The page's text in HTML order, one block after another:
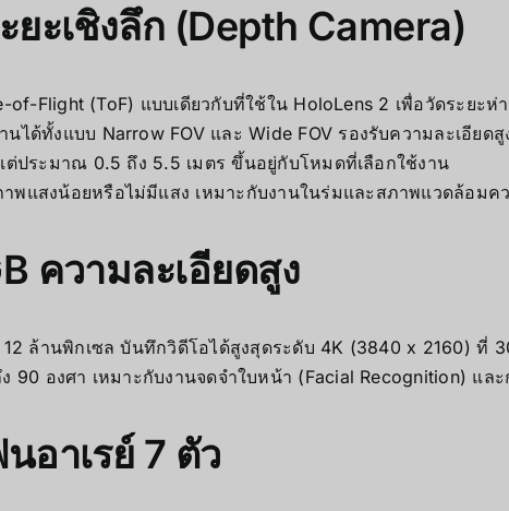
ยะเชิงลึก (Depth Camera)
of-Flight (ToF) แบบเดียวกับที่ใช้ใน HoloLens 2 เพื่อวัดระยะห่
นได้ทั้งแบบ Narrow FOV และ Wide FOV รองรับความละเอียด
ต่ประมาณ 0.5 ถึง 5.5 เมตร ขึ้นอยู่กับโหมดที่เลือกใช้งาน
พแสงน้อยหรือไม่มีแสง เหมาะกับงานในร่มและสภาพแวดล้อมค
ความละเอียดสูง
12 ล้านพิกเซล บันทึกวิดีโอได้สูงสุดระดับ 4K (3840 x 2160) ที่
90 องศา เหมาะกับงานจดจำใบหน้า (Facial Recognition) แล
อาเรย์ 7 ตัว